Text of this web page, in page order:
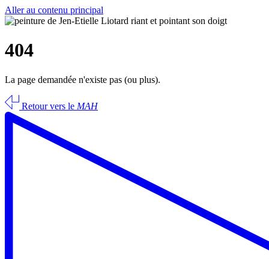
Aller au contenu principal
404
La page demandée n'existe pas (ou plus).
Retour vers le MAH